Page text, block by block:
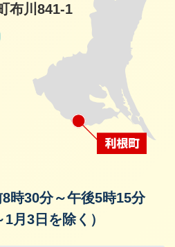
布川841-1
時30分～午後5時15分
月3日を除く）